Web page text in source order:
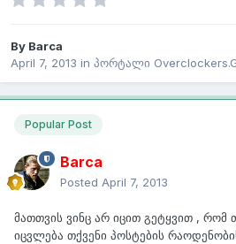
By Barca
April 7, 2013 in პორტალი
Popular Post
Barca
Posted April 7, 2013
მათთვის ვინც არ იცით გეტყვით , რომ
იცვლება თქვენი პოსტების